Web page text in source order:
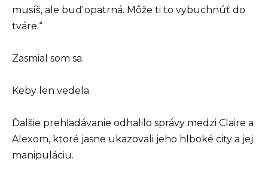
musíš, ale buď opatrná. Môže ti to vybuchnúť do
tváre.“
Zasmial som sa.
Keby len vedela.
Ďalšie prehľadávanie odhalilo správy medzi Claire a
Alexom, ktoré jasne ukazovali jeho hlboké city a jej
manipuláciu.